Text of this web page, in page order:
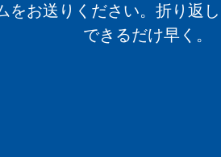
をお送りください。折り返
できるだけ早く。